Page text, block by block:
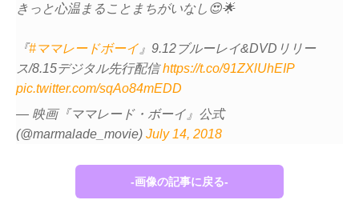
きっと心温まることまちがいなし😍🌟
『#ママレードボーイ 』9.12ブルーレイ&DVDリリー
ス/8.15デジタル先行配信https://t.co/91ZXlUhEIP
pic.twitter.com/sqAo84mEDD
— 映画『ママレード・ボーイ』公式
(@marmalade_movie) July 14, 2018
-画像の記事に戻る-